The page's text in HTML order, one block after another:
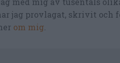
jag provlagat, skrivit och
om mig